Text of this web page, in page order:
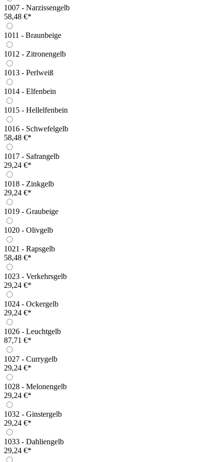
1007 - Narzissengelb
58,48 €*
1011 - Braunbeige
1012 - Zitronengelb
1013 - Perlweiß
1014 - Elfenbein
1015 - Hellelfenbein
1016 - Schwefelgelb
58,48 €*
1017 - Safrangelb
29,24 €*
1018 - Zinkgelb
29,24 €*
1019 - Graubeige
1020 - Olivgelb
1021 - Rapsgelb
58,48 €*
1023 - Verkehrsgelb
29,24 €*
1024 - Ockergelb
29,24 €*
1026 - Leuchtgelb
87,71 €*
1027 - Currygelb
29,24 €*
1028 - Melonengelb
29,24 €*
1032 - Ginstergelb
29,24 €*
1033 - Dahliengelb
29,24 €*